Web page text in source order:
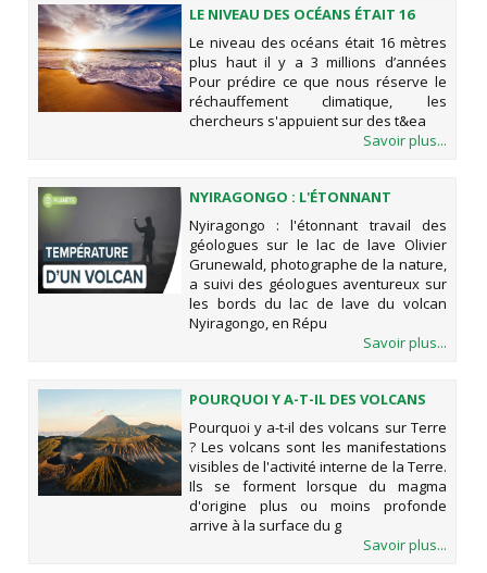
LE NIVEAU DES OCÉANS ÉTAIT 16
MÈTRES PLUS HAUT IL Y A 3
MILLIONS D’ANNÉES
Le niveau des océans était 16 mètres
plus haut il y a 3 millions d’années
Pour prédire ce que nous réserve le
réchauffement climatique, les
chercheurs s'appuient sur des t&ea
Savoir plus...
NYIRAGONGO : L'ÉTONNANT
TRAVAIL DES GÉOLOGUES SUR LE
LAC DE LAVE
Nyiragongo : l'étonnant travail des
géologues sur le lac de lave Olivier
Grunewald, photographe de la nature,
a suivi des géologues aventureux sur
les bords du lac de lave du volcan
Nyiragongo, en Répu
Savoir plus...
POURQUOI Y A-T-IL DES VOLCANS
SUR TERRE ?
Pourquoi y a-t-il des volcans sur Terre
? Les volcans sont les manifestations
visibles de l'activité interne de la Terre.
Ils se forment lorsque du magma
d'origine plus ou moins profonde
arrive à la surface du g
Savoir plus...